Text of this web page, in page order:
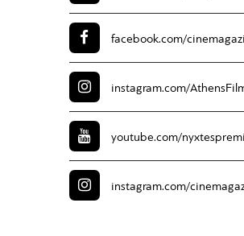
facebook.com/
instagram.com/
youtube.com/
instagram.com/